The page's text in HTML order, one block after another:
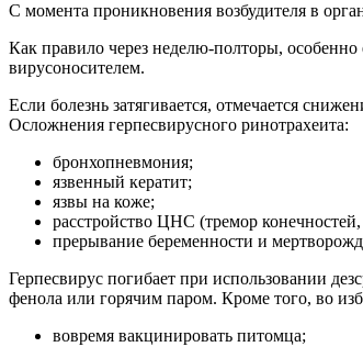
С момента проникновения возбудителя в
Как правило через неделю-полторы, особенно
вирусоносителем.
Если болезнь затягивается, отмечается
Осложнения герпесвирусного ринотрахеита:
бронхопневмония;
язвенный кератит;
язвы на коже;
расстройство ЦНС (тремор
прерывание беременности и
Герпесвирус погибает при использовании
фенола или горячим паром. Кроме того, во
вовремя вакцинировать питомца;